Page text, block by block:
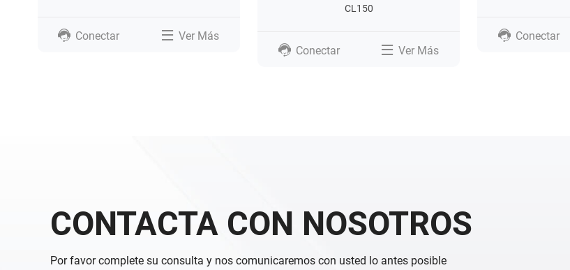
Conectar Ver Más
CL150
Conectar Ver Más
Conectar
CONTACTA CON NOSOTROS
Por favor complete su consulta y nos comunicaremos con usted lo antes posible